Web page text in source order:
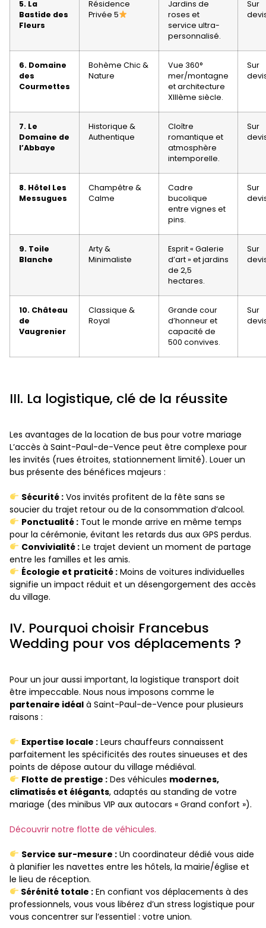
5. La
Bastide des
Fleurs
Résidence
Privée 5
Jardins de
roses et
service ultra-
personnalisé.
Sur
6. Domaine
des
Courmettes
Bohème Chic &
Nature
Vue 360°
mer/montagne
et architecture
XIIIème siècle.
Sur
7. Le
Domaine de
l’Abbaye
Historique &
Authentique
Cloître
romantique et
atmosphère
intemporelle.
Sur
8. Hôtel Les
Messugues
Champêtre &
Calme
Cadre
bucolique
entre vignes et
pins.
Sur
9. Toile
Blanche
Arty &
Minimaliste
Esprit « Galerie
d’art » et jardins
de 2,5
hectares.
Sur
10. Château
de
Vaugrenier
Classique &
Royal
Grande cour
d’honneur et
capacité de
500 convives.
Sur
III. La logistique, clé de la réussite
Les avantages de la location de bus pour votre mariage
L’accès à Saint-Paul-de-Vence peut être complexe pour
les invités (rues étroites, stationnement limité). Louer un
bus présente des bénéfices majeurs :
Sécurité :Vos invités profitent de la fête sans se
soucier du trajet retour ou de la consommation d’alcool.
Ponctualité :Tout le monde arrive en même temps
pour la cérémonie, évitant les retards dus aux GPS perdus.
Convivialité :Le trajet devient un moment de partage
entre les familles et les amis.
Écologie et praticité :Moins de voitures individuelles
signifie un impact réduit et un désengorgement des accès
du village.
IV. Pourquoi choisir Francebus
Wedding pour vos déplacements ?
Pour un jour aussi important, la logistique transport doit
être impeccable. Nous nous imposons comme le
partenaire idéal à Saint-Paul-de-Vence pour plusieurs
raisons :
Expertise locale :Leurs chauffeurs connaissent
parfaitement les spécificités des routes sinueuses et des
points de dépose autour du village médiéval.
Flotte de prestige :Des véhicules modernes,
climatisés et élégants, adaptés au standing de votre
mariage (des minibus VIP aux autocars « Grand confort »).
Découvrir notre flotte de véhicules.
Service sur-mesure :Un coordinateur dédié vous aide
à planifier les navettes entre les hôtels, la mairie/église et
le lieu de réception.
Sérénité totale :En confiant vos déplacements à des
professionnels, vous vous libérez d’un stress logistique pour
vous concentrer sur l’essentiel : votre union.